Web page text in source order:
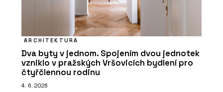
ARCHITEKTURA
Dva byty v jednom. Spojením dvou jednotek
vzniklo v pražských Vršovicích bydlení pro
čtyřčlennou rodinu
4. 6. 2026